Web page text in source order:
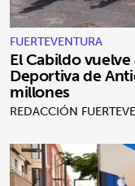
FUERTEVENTURA
El Cabildo
Deportiva de
millones
REDACCIÓN